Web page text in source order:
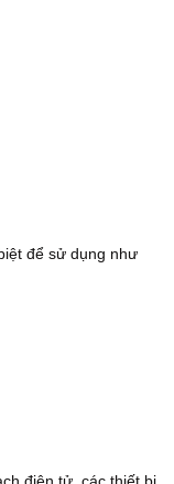
để sử dụng như